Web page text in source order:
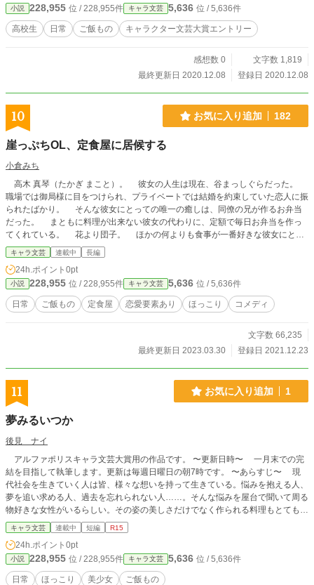
小説 228,955 位 / 228,955件 キャラ文芸 5,636 位 / 5,636件
高校生 日常 ご飯もの キャラクター文芸大賞エントリー
感想数 0
文字数 1,819
最終更新日 2020.12.08
登録日 2020.12.08
10 お気に入り追加 182
崖っぷちOL、定食屋に居候する
小倉みち
高木 真琴（たかぎ まこと）。 彼女の人生は現在、谷まっしぐらだった。
職場では御局様に目をつけられ、プライベートでは結婚を約束していた恋人に振
られたばかり。 そんな彼女にとっての唯一の癒しは、同僚の兄が作るお弁当
だった。 まともに料理が出来ない彼女の代わりに、定額で毎日お弁当を作っ
てくれている。 花より団子。 ほかの何よりも食事が一番好きな彼女にとっ
て、お手軽でとても美味しいお弁当は、まさに天の恵みだった。 しかし、そ
んな日々を送る彼女に悲劇が訪れた。 家、全焼。 帰る場所を失った彼女
に、同僚は提案する。 「定食屋の2階、格安で貸してあげるわよ」 同僚の実
家は定食屋だったのだ。 その住み込み部屋が、どうやら空いているらしい。
その提案を有難く受け入れ、いそいそと荷物をまとめて引越しする彼女に待ち
受けていたのはーー。 「だ、誰？」 金色長髪で目つきの悪いヤンキーの同居
キャラ文芸 連載中 長編
24h.ポイント 0pt
小説 228,955 位 / 228,955件 キャラ文芸 5,636 位 / 5,636件
日常 ご飯もの 定食屋 恋愛要素あり ほっこり コメディ
文字数 66,235
最終更新日 2023.03.30
登録日 2021.12.23
11 お気に入り追加 1
夢みるいつか
後見 ナイ
アルファポリスキャラ文芸大賞用の作品です。 〜更新日時〜 一月末での完
結を目指して執筆します。更新は毎週日曜日の朝7時です。 〜あらすじ〜 現
代社会を生きていく人は皆、様々な想いを持って生きている。悩みを抱える人、
夢を追い求める人、過去を忘れられない人……。そんな悩みを屋台で聞いて周る
物好きな女性がいるらしい。その姿の美しさだけでなく作られる料理もとても美
味しく心に秘められた願望すらうっかり言ってしまうほどだと言う。 悩みを
抱えたり、忘れたり、諦めたり、始まったり多くの人は限られた人生で今の生活
よりも良いいつかを夢見て生きていく。
キャラ文芸 連載中 短編 R15
24h.ポイント 0pt
小説 228,955 位 / 228,955件 キャラ文芸 5,636 位 / 5,636件
日常 ほっこり 美少女 ご飯もの